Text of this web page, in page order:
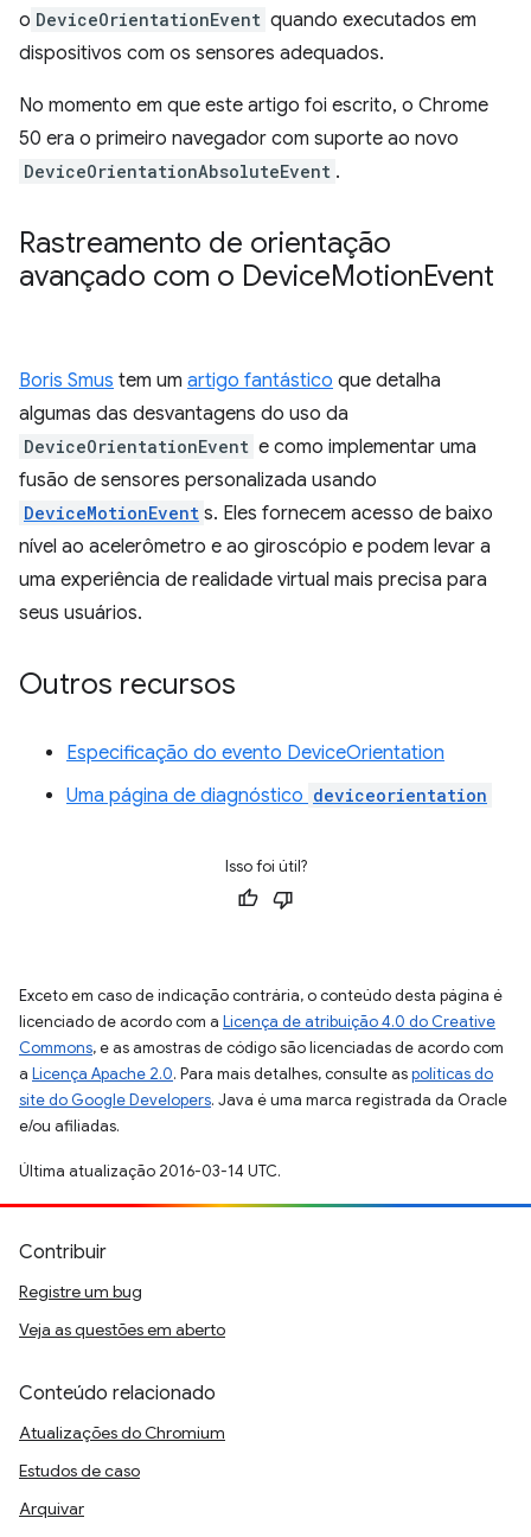
o DeviceOrientationEvent quando executados em
dispositivos com os sensores adequados.
No momento em que este artigo foi escrito, o Chrome
50 era o primeiro navegador com suporte ao novo
DeviceOrientationAbsoluteEvent .
Rastreamento de orientação
avançado com o DeviceMotionEvent
Boris Smus tem um artigo fantástico que detalha
algumas das desvantagens do uso da
DeviceOrientationEvent e como implementar uma
fusão de sensores personalizada usando
DeviceMotionEvent s. Eles fornecem acesso de baixo
nível ao acelerômetro e ao giroscópio e podem levar a
uma experiência de realidade virtual mais precisa para
seus usuários.
Outros recursos
Especificação do evento DeviceOrientation
Uma página de diagnóstico deviceorientation
Isso foi útil?
Exceto em caso de indicação contrária, o conteúdo desta página é
licenciado de acordo com a Licença de atribuição 4.0 do Creative
Commons, e as amostras de código são licenciadas de acordo com
a Licença Apache 2.0. Para mais detalhes, consulte aspolíticas do
site do Google Developers. Java é uma marca registrada da Oracle
e/ou afiliadas.
Última atualização 2016-03-14 UTC.
Contribuir
Registre um bug
Veja as questões em aberto
Conteúdo relacionado
Atualizações do Chromium
Estudos de caso
Arquivar